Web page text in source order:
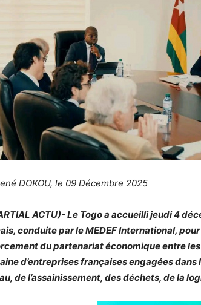
DOKOU, le 09 Décembre 2025
ACTU)- Le Togo a accueilli jeudi 4
conduite par le MEDEF International,
du partenariat économique entre
d’entreprises françaises engagées dans
de l’assainissement, des déchets, de la